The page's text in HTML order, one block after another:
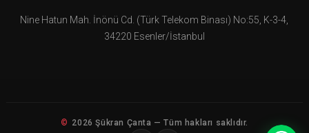
Nine Hatun Mah. İnönü Cd. (Türk Telekom Binası) No:55, K-3-4,
34220 Esenler/İstanbul
2026 Şükran Çanta — Tüm hakları saklıdır.